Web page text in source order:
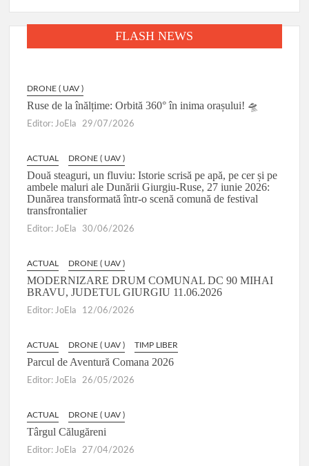
FLASH NEWS
DRONE ( UAV )
Ruse de la înălțime: Orbită 360° în inima orașului! 🛸
Editor: JoEla 29/07/2026
ACTUAL DRONE ( UAV )
Două steaguri, un fluviu: Istorie scrisă pe apă, pe cer și pe
ambele maluri ale Dunării Giurgiu-Ruse, 27 iunie 2026:
Dunărea transformată într-o scenă comună de festival
transfrontalier
Editor: JoEla 30/06/2026
ACTUAL DRONE ( UAV )
MODERNIZARE DRUM COMUNAL DC 90 MIHAI
BRAVU, JUDETUL GIURGIU 11.06.2026
Editor: JoEla 12/06/2026
ACTUAL DRONE ( UAV ) TIMP LIBER
Parcul de Aventură Comana 2026
Editor: JoEla 26/05/2026
ACTUAL DRONE ( UAV )
Târgul Călugăreni
Editor: JoEla 27/04/2026